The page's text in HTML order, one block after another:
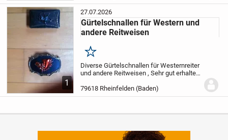
1
27.07.2026
Gürtelschnallen für Western und
andere Reitweisen
Merken
Diverse Gürtelschnallen für Westernreiter
und andere Reitweisen , Sehr gut erhalten,
bei Abholung, bei Versand plus Porto
79618 Rheinfelden (Baden)